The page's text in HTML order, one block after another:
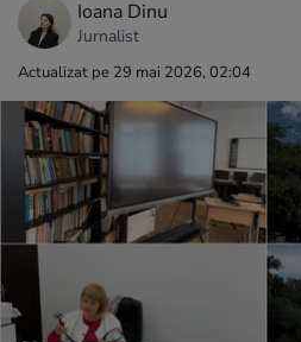
Ioana Dinu
Jurnalist
Actualizat pe 29 mai 2026, 02:04